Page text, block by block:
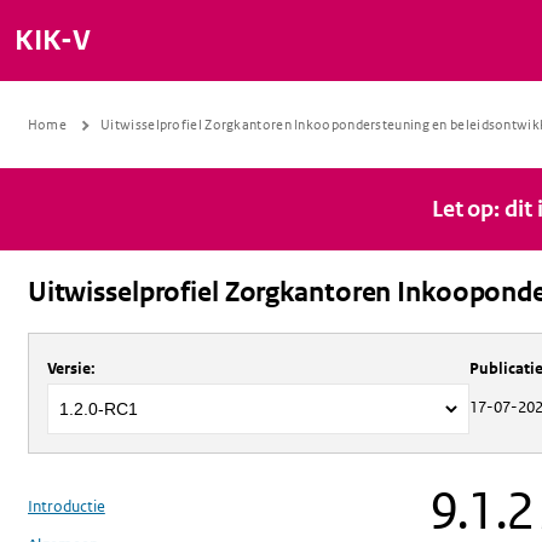
KIK-V
Home Uitwisselprofiel Zorgkantoren Inkoopondersteuning en
Let op: dit
Uitwisselprofiel Zorgkantoren
Over Uitwisselprofiel Zorgkantoren
Versie:
17-07-
Introductie